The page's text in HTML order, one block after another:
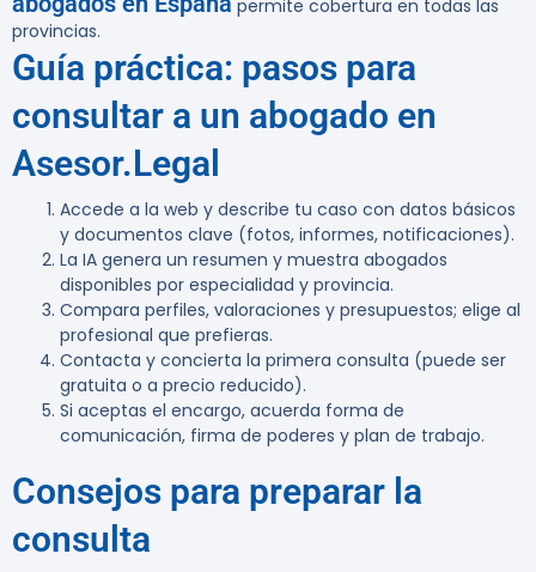
permite cobertura en todas las
provincias.
Guía práctica: pasos para
consultar a un abogado en
Asesor.Legal
Accede a la web y describe tu caso con datos básicos
y documentos clave (fotos, informes, notificaciones).
La IA genera un resumen y muestra abogados
disponibles por especialidad y provincia.
Compara perfiles, valoraciones y presupuestos; elige al
profesional que prefieras.
Contacta y concierta la primera consulta (puede ser
gratuita o a precio reducido).
Si aceptas el encargo, acuerda forma de
comunicación, firma de poderes y plan de trabajo.
Consejos para preparar la
consulta